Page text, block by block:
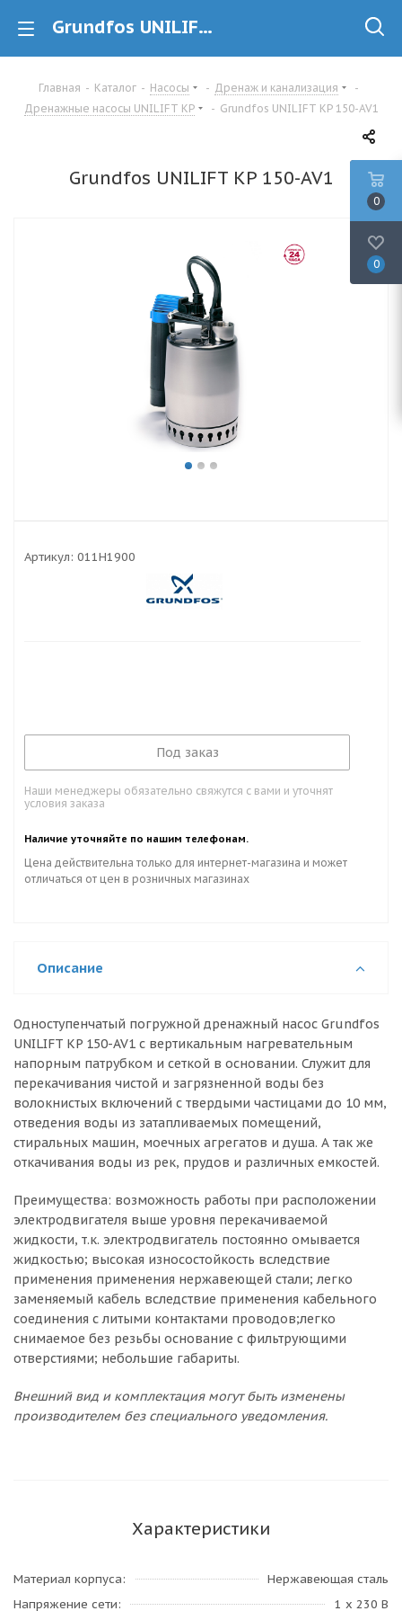
Grundfos UNILIFT KP 150-AV1 (011H1900) Дренажный насос купить в Минске
Главная - Каталог - Насосы - Дренаж и канализация
-
Дренажные насосы UNILIFT KP
- Grundfos UNILIFT KP 150-AV1
Grundfos UNILIFT KP 150-AV1
Артикул: 011H1900
Под заказ
Наши менеджеры обязательно свяжутся с вами и уточнят
условия заказа
Наличие уточняйте по нашим телефонам.
Цена действительна только для интернет-магазина и может
отличаться от цен в розничных магазинах
Описание
Одноступенчатый погружной дренажный насос Grundfos
UNILIFT KP 150-AV1 с вертикальным нагревательным
напорным патрубком и сеткой в основании. Служит для
перекачивания чистой и загрязненной воды без
волокнистых включений с твердыми частицами до 10 мм,
отведения воды из затапливаемых помещений,
стиральных машин, моечных агрегатов и душа. А так же
откачивания воды из рек, прудов и различных емкостей.
Преимущества: возможность работы при расположении
электродвигателя выше уровня перекачиваемой
жидкости, т.к. электродвигатель постоянно омывается
жидкостью; высокая износостойкость вследствие
применения применения нержавеющей стали; легко
заменяемый кабель вследствие применения кабельного
соединения с литыми контактами проводов;легко
снимаемое без резьбы основание с фильтрующими
отверстиями; небольшие габариты.
Внешний вид и комплектация могут быть изменены
производителем без специального уведомления.
Характеристики
Материал корпуса
Нержавеющая сталь
Напряжение сети
1 х 230 В
0
0